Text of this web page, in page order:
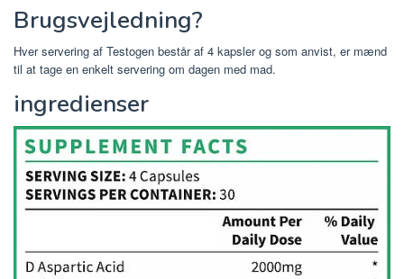
Brugsvejledning?
Hver servering af Testogen består af 4 kapsler og som anvist, er mænd
til at tage en enkelt servering om dagen med mad.
ingredienser